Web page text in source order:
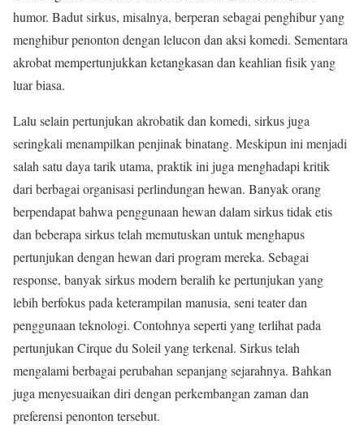
humor. Badut sirkus, misalnya, berperan sebagai penghibur yang
menghibur penonton dengan lelucon dan aksi komedi. Sementara
akrobat mempertunjukkan ketangkasan dan keahlian fisik yang
luar biasa.
Lalu selain pertunjukan akrobatik dan komedi, sirkus juga
seringkali menampilkan penjinak binatang. Meskipun ini menjadi
salah satu daya tarik utama, praktik ini juga menghadapi kritik
dari berbagai organisasi perlindungan hewan. Banyak orang
berpendapat bahwa penggunaan hewan dalam sirkus tidak etis
dan beberapa sirkus telah memutuskan untuk menghapus
pertunjukan dengan hewan dari program mereka. Sebagai
response, banyak sirkus modern beralih ke pertunjukan yang
lebih berfokus pada keterampilan manusia, seni teater dan
penggunaan teknologi. Contohnya seperti yang terlihat pada
pertunjukan Cirque du Soleil yang terkenal. Sirkus telah
mengalami berbagai perubahan sepanjang sejarahnya. Bahkan
juga menyesuaikan diri dengan perkembangan zaman dan
preferensi penonton tersebut.